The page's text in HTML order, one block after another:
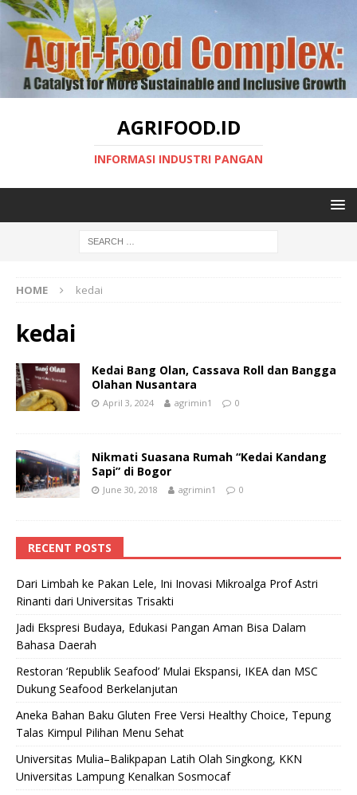
AGRIFOOD.ID
INFORMASI INDUSTRI PANGAN
HOME kedai
kedai
Kedai Bang Olan, Cassava Roll dan Bangga
Olahan Nusantara
April 3, 2024 agrimin1 0
Nikmati Suasana Rumah “Kedai Kandang
Sapi” di Bogor
June 30, 2018 agrimin1 0
RECENT POSTS
Dari Limbah ke Pakan Lele, Ini Inovasi Mikroalga Prof Astri
Rinanti dari Universitas Trisakti
Jadi Ekspresi Budaya, Edukasi Pangan Aman Bisa Dalam
Bahasa Daerah
Restoran ‘Republik Seafood’ Mulai Ekspansi, IKEA dan MSC
Dukung Seafood Berkelanjutan
Aneka Bahan Baku Gluten Free Versi Healthy Choice, Tepung
Talas Kimpul Pilihan Menu Sehat
Universitas Mulia–Balikpapan Latih Olah Singkong, KKN
Universitas Lampung Kenalkan Sosmocaf